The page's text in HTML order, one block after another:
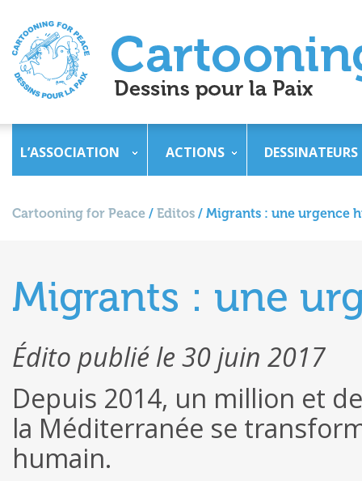
L’ASSOCIATION ACTIONS DESSINATEURS
Cartooning for Peace / Editos / Migrants : une urgence
Migrants : une
Édito publié le 30 juin 2017
Depuis 2014, un million et
la Méditerranée se
humain.